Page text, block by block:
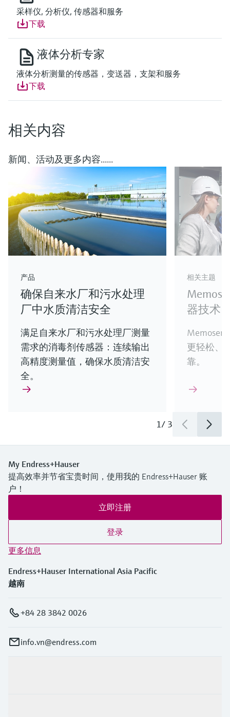
采样仪, 分析仪, 传感器和服务
下载
液体分析专家
液体分析测量的传感器，变送器，支架和服务
下载
相关内容
新闻、活动及更多内容......
产品
确保自来水厂和污水处理
厂中水质清洁安全
满足自来水厂和污水处理厂测量
需求的消毒剂传感器：连续输出
高精度测量值，确保水质清洁安
全。
相关主题
器技术
更轻松、
靠。
1/ 3
My Endress+Hauser
提高效率并节省宝贵时间，使用我的 Endress+Hauser 账
户！
立即注册
登录
更多信息
Endress+Hauser International Asia Pacific
越南
+84 28 3842 0026
info.vn@endress.com